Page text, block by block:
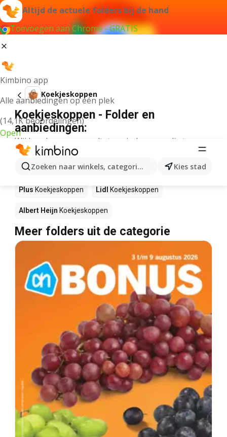
Altijd de actuele folders bij de hand
Toevoegen aan Chrome - GRATIS
Kimbino app
Alle aanbiedingen op één plek
(14,1K beoordelingen)
Open
Zoeken naar winkels, categorieën, producten...
Kies stad
Koekjeskoppen
Koekjeskoppen - Folder en
aanbiedingen:
Wij konden geen resultaten vinden voor die term.
Koekjeskoppen in actie – Waar te
koop?
Plus Koekjeskoppen Lidl Koekjeskoppen
Albert Heijn Koekjeskoppen
Meer folders uit de categorie